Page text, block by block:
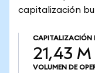
capitalización
CAPITALIZACIÓN
21,43 M
VOLUMEN DE